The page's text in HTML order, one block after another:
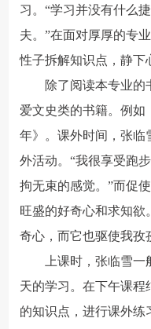
习。“学习并没有什么
夫。”在面对厚厚的专
性子拆解知识点，静下
除了阅读本专业的
爱文史类的书籍。例如
年》。课外时间，张临
外活动。“我很享受跑
拘无束的感觉。”而促
旺盛的好奇心和求知欲
奇心，而它也驱使我孜
上课时，张临雪
天的学习。在下午课程
的知识点，进行课外练